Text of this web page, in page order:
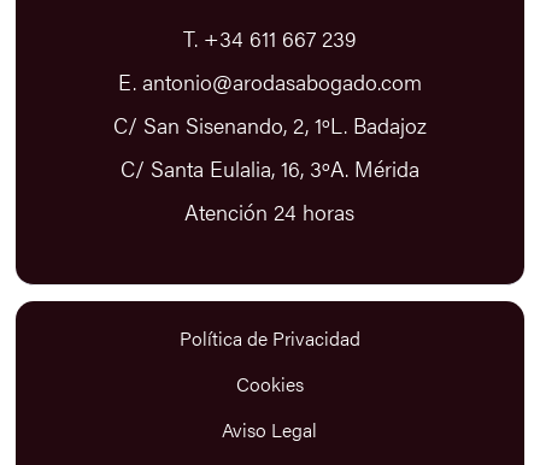
T. +34 611 667 239
E. antonio@arodasabogado.com
C/ San Sisenando, 2, 1ºL. Badajoz
C/ Santa Eulalia, 16, 3ºA. Mérida
Atención 24 horas
Política de Privacidad
Cookies
Aviso Legal